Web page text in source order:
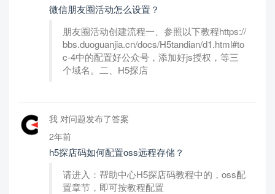
微信朋友圈活动怎么设置？
朋友圈活动创建流程一、参照以下教程https://
bbs.duoguanjia.cn/docs/H5tandian/d1.html#to
c-4中的配置好公众号，添加好js授权，等三
个域名。二、H5探店
我 对问题发布了答案
2年前
h5探店码如何配置oss远程存储？
请进入：帮助中心H5探店码教程中的，oss配
置章节，即可按教程配置